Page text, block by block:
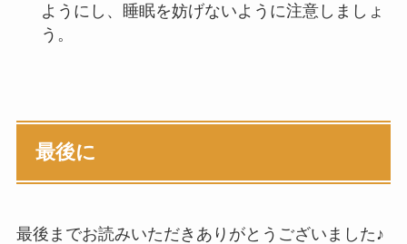
ようにし、睡眠を妨げないように注意しましょ
う。
最後に
最後までお読みいただきありがとうございました♪